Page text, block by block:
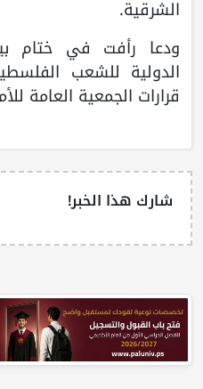
الشرقية.
ودعا رأفت في ختام
الدولية للشعب
قرارات الجمعية العامة
شارك هذا الخبر!